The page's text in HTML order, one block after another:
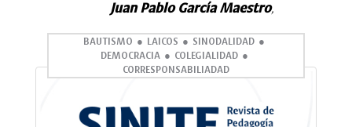
Sidebar
Juan Pablo García Maestro,
BAUTISMO LAICOS
SINODALIDAD
DEMOCRACIA
COLEGIALIDAD
CORRESPONSABILIADAD